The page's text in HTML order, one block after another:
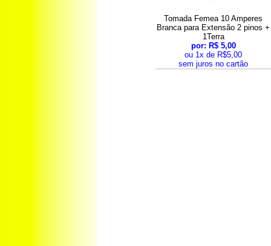
Tomada Femea 10 Amperes
Branca para Extensão 2 pinos +
1Terra
por: R$ 5,00
ou 1x de R$5,00
sem juros no cartão